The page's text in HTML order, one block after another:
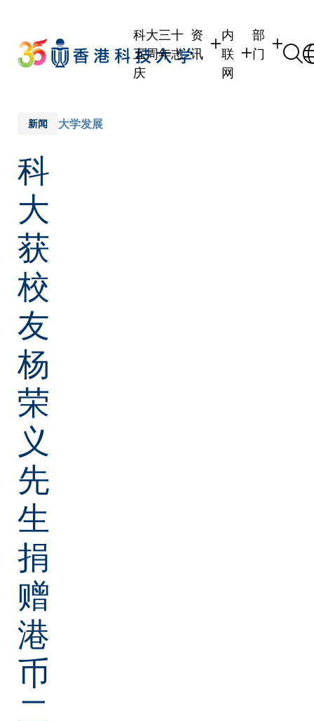
main
content
科大三十
五周年志
庆
资
讯
内
联
网
部
门
新闻 大学发展
科
大
获
校
友
杨
荣
义
先
生
捐
赠
港
币
二